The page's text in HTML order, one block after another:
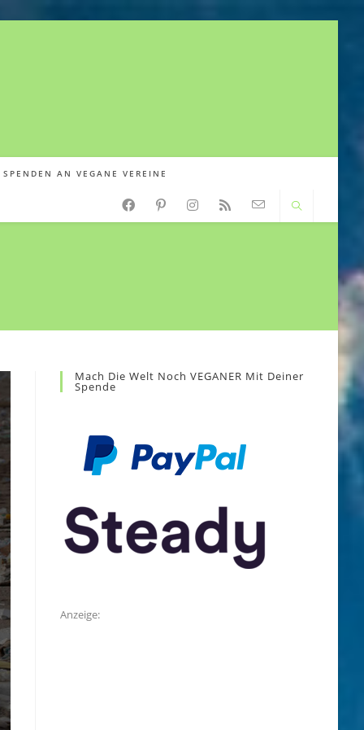
SPENDEN AN VEGANE VEREINE
Mach Die Welt Noch VEGANER Mit Deiner
Spende
Anzeige: